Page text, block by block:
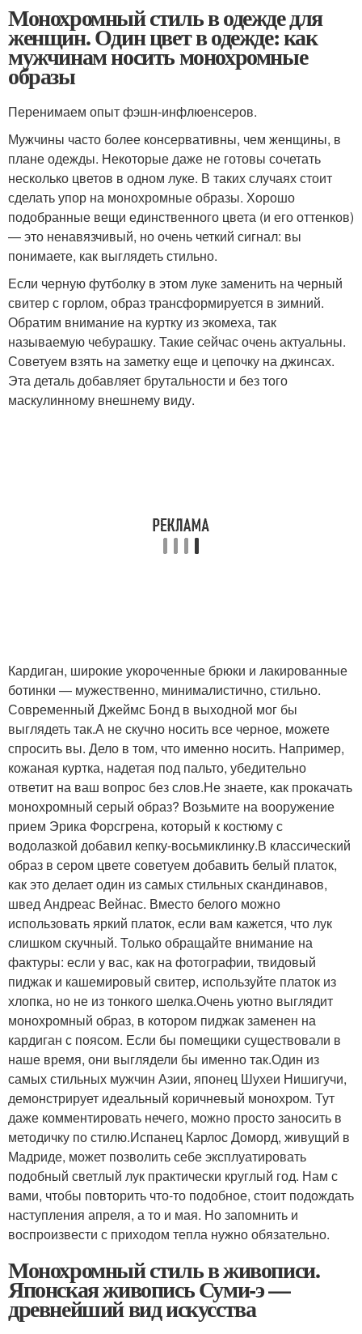
Монохромный стиль в одежде для
женщин. Один цвет в одежде: как
мужчинам носить монохромные
образы
Перенимаем опыт фэшн-инфлюенсеров.
Мужчины часто более консервативны, чем женщины, в
плане одежды. Некоторые даже не готовы сочетать
несколько цветов в одном луке. В таких случаях стоит
сделать упор на монохромные образы. Хорошо
подобранные вещи единственного цвета (и его оттенков)
— это ненавязчивый, но очень четкий сигнал: вы
понимаете, как выглядеть стильно.
Если черную футболку в этом луке заменить на черный
свитер с горлом, образ трансформируется в зимний.
Обратим внимание на куртку из экомеха, так
называемую чебурашку. Такие сейчас очень актуальны.
Советуем взять на заметку еще и цепочку на джинсах.
Эта деталь добавляет брутальности и без того
маскулинному внешнему виду.
Кардиган, широкие укороченные брюки и лакированные
ботинки — мужественно, минималистично, стильно.
Современный Джеймс Бонд в выходной мог бы
выглядеть так.А не скучно носить все черное, можете
спросить вы. Дело в том, что именно носить. Например,
кожаная куртка, надетая под пальто, убедительно
ответит на ваш вопрос без слов.Не знаете, как прокачать
монохромный серый образ? Возьмите на вооружение
прием Эрика Форсгрена, который к костюму с
водолазкой добавил кепку-восьмиклинку.В классический
образ в сером цвете советуем добавить белый платок,
как это делает один из самых стильных скандинавов,
швед Андреас Вейнас. Вместо белого можно
использовать яркий платок, если вам кажется, что лук
слишком скучный. Только обращайте внимание на
фактуры: если у вас, как на фотографии, твидовый
пиджак и кашемировый свитер, используйте платок из
хлопка, но не из тонкого шелка.Очень уютно выглядит
монохромный образ, в котором пиджак заменен на
кардиган с поясом. Если бы помещики существовали в
наше время, они выглядели бы именно так.Один из
самых стильных мужчин Азии, японец Шухеи Нишигучи,
демонстрирует идеальный коричневый монохром. Тут
даже комментировать нечего, можно просто заносить в
методичку по стилю.Испанец Карлос Доморд, живущий в
Мадриде, может позволить себе эксплуатировать
подобный светлый лук практически круглый год. Нам с
вами, чтобы повторить что-то подобное, стоит подождать
наступления апреля, а то и мая. Но запомнить и
воспроизвести с приходом тепла нужно обязательно.
Монохромный стиль в живописи.
Японская живопись Суми-э —
древнейший вид искусства